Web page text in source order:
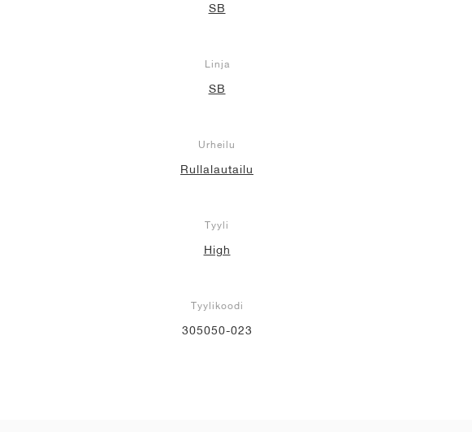
SB
Linja
SB
Urheilu
Rullalautailu
Tyyli
High
Tyylikoodi
305050-023